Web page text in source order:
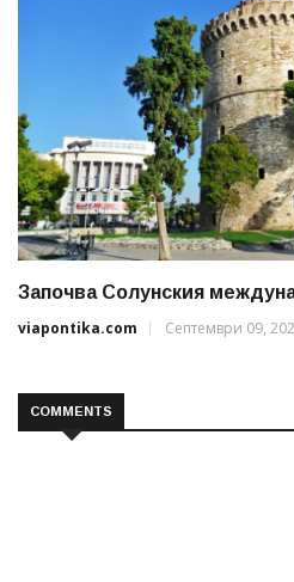
Започва Солунския
viapontika.com
Септември 09,
COMMENTS